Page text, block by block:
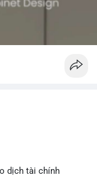
dịch tài chính